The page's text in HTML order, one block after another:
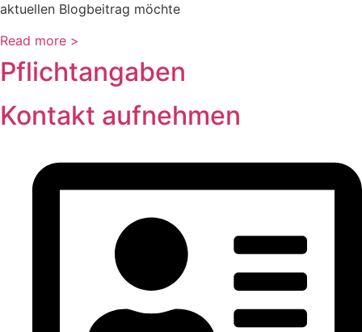
aktuellen Blogbeitrag möchte
Read more >
Pflichtangaben
Kontakt aufnehmen